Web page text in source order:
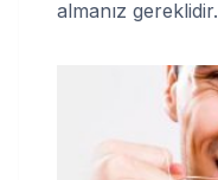
almanız gereklidir.